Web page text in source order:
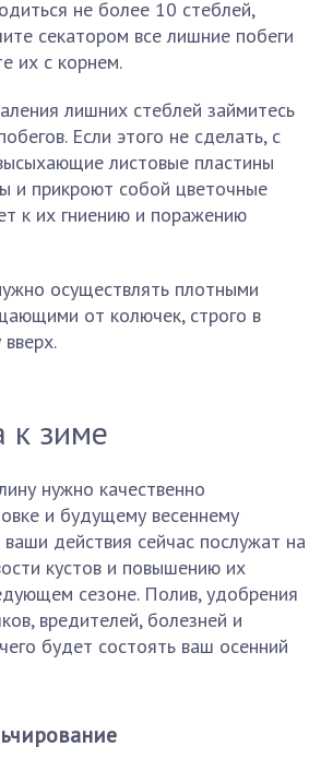
не более 10 стеблей,
секатором все лишние побеги
их с корнем.
лишних стеблей займитесь
Если этого не сделать, с
листовые пластины
и прикроют собой цветочные
к их гниению и поражению
осуществлять плотными
от колючек, строго в
к зиме
нужно качественно
и будущему весеннему
действия сейчас послужат на
кустов и повышению их
сезоне. Полив, удобрения
вредителей, болезней и
будет состоять ваш осенний